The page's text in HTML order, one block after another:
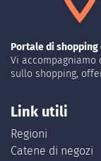
Portale di
Vi
sullo shopping,
Link utili
Regioni
Catene di negozi